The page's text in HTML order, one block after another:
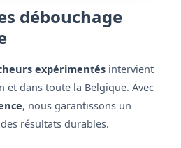
débouchage
expérimentés intervient
et dans toute la Belgique. Avec
, nous garantissons un
résultats durables.